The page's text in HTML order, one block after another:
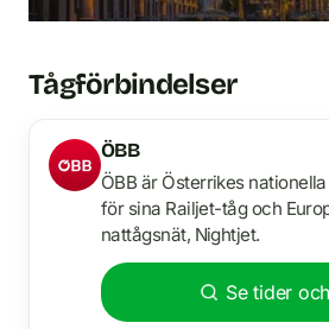
Tågförbindelser
ÖBB
ÖBB är Österrikes
för sina Railjet-tåg och
nattågsnät, Nightjet.
Se tider